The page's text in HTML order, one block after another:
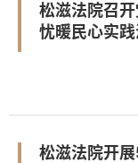
松滋法院召
忧暖民心实
松滋法院开